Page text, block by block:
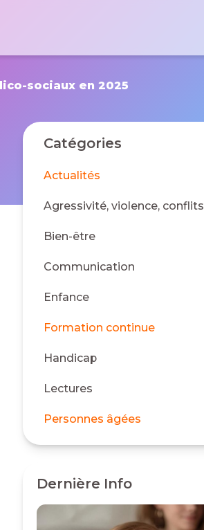
Pierre
France
sociaux en 2025
Catégories
Actualités
Agressivité, violence, conflits
Bien-être
Communication
Enfance
Formation continue
Handicap
Lectures
Personnes âgées
Dernière Info